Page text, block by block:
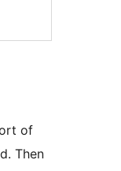
of
Then